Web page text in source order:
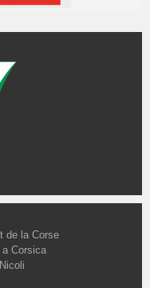
de la Corse
Corsica